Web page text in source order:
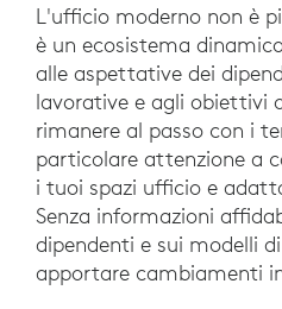
L'ufficio moderno non è
è un ecosistema
alle aspettative dei
lavorative e agli obiettivi
rimanere al passo con i
particolare attenzione a
i tuoi spazi ufficio e
Senza informazioni
dipendenti e sui modelli
apportare cambiamenti